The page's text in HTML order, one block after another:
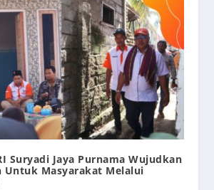
Suryadi Jaya Purnama Wujudkan
Untuk Masyarakat Melalui